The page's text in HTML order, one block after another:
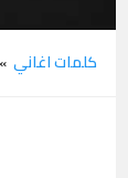
كلمات اغاني »